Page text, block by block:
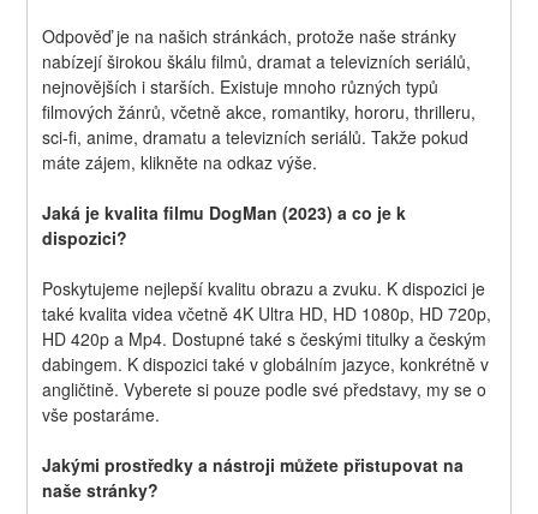
Odpověď je na našich stránkách, protože naše stránky
nabízejí širokou škálu filmů, dramat a televizních seriálů,
nejnovějších i starších. Existuje mnoho různých typů
filmových žánrů, včetně akce, romantiky, hororu, thrilleru,
sci-fi, anime, dramatu a televizních seriálů. Takže pokud
máte zájem, klikněte na odkaz výše.
Jaká je kvalita filmu DogMan (2023) a co je k
dispozici?
Poskytujeme nejlepší kvalitu obrazu a zvuku. K dispozici je
také kvalita videa včetně 4K Ultra HD, HD 1080p, HD 720p,
HD 420p a Mp4. Dostupné také s českými titulky a českým
dabingem. K dispozici také v globálním jazyce, konkrétně v
angličtině. Vyberete si pouze podle své představy, my se o
vše postaráme.
Jakými prostředky a nástroji můžete přistupovat na
naše stránky?